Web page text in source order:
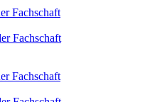
Fachschaft
Fachschaft
Fachschaft